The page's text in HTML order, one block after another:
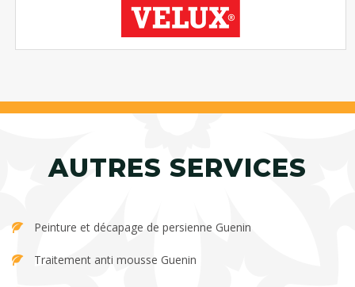
AUTRES SERVICES
Peinture et décapage de persienne Guenin
Traitement anti mousse Guenin